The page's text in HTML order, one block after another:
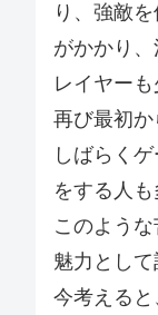
り、強敵
がかかり
レイヤーも
再び最初か
しばらく
をする人も
このよう
魅力として
今考える